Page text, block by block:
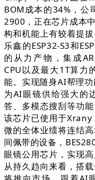
BOM成本的34%，公
2900，正在芯片成本
构和机能上有较着提
乐鑫的ESP32-S3和
的从力产物，集成
CPU以及最大1T算力
能。实现随身AI帮理
为AI眼镜供给强大的
答、多模态搜刮等功
该芯片已使用于Xrany
微的全体业绩将连结
间佩带的设备，
眼镜公用芯片，实现
从持久趋向来看，搭